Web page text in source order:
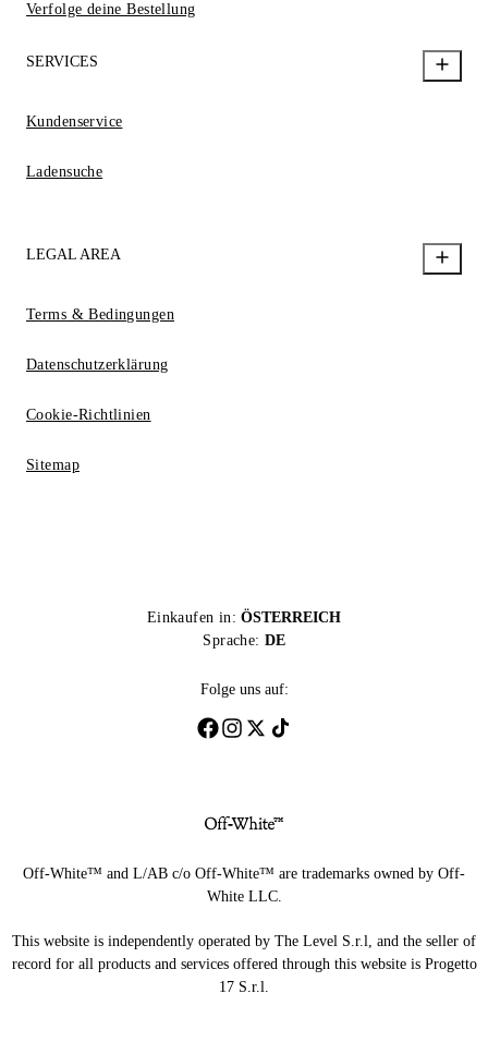
Verfolge deine Bestellung
SERVICES
Kundenservice
Ladensuche
LEGAL AREA
Terms & Bedingungen
Datenschutzerklärung
Cookie-Richtlinien
Sitemap
Einkaufen in: ÖSTERREICH
Sprache: DE
Folge uns auf:
Off-White™ and L/AB c/o Off-White™ are trademarks owned by Off-
White LLC.
This website is independently operated by The Level S.r.l, and the seller of
record for all products and services offered through this website is Progetto
17 S.r.l.